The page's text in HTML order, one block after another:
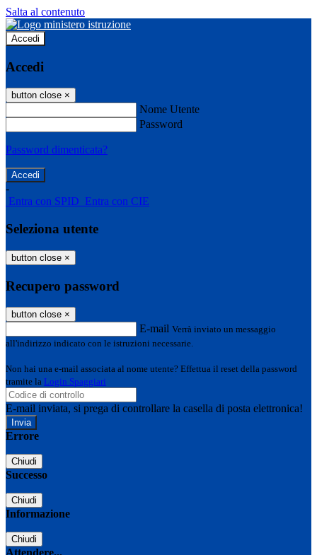
Salta al contenuto
Accedi
Accedi
button close ×
Nome Utente
Password
Password dimenticata?
-
Entra con SPID Entra con CIE
Seleziona utente
button close ×
Recupero password
button close ×
E-mail Verrà inviato un messaggio
all'indirizzo indicato con le istruzioni necessarie.
Non hai una e-mail associata al nome utente? Effettua il reset della password
tramite la Login Spaggiari
E-mail inviata, si prega di controllare la casella di posta elettronica!
Errore
Chiudi
Successo
Chiudi
Informazione
Chiudi